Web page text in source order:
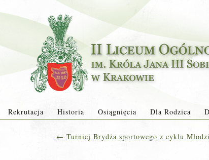
Rekrutacja Historia Osiągnięcia Dla Rodzica
← Turniej Brydża sportowego z cyklu